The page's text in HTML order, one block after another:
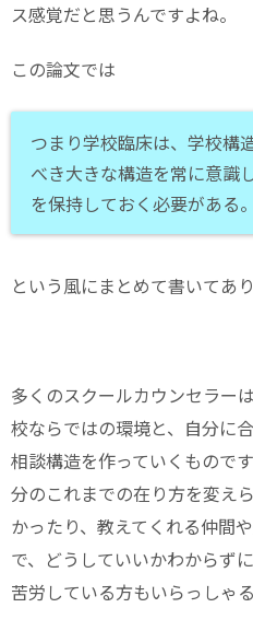
ス感覚だと思うんですよね。
この論文では
つまり学校臨床は、学校構
べき大きな構造を常に意識
を保持しておく必要がある。
という風にまとめて書いてあり
多くのスクールカウンセラー
校ならではの環境と、自分に
相談構造を作っていくもので
分のこれまでの在り方を変え
かったり、教えてくれる仲間
で、どうしていいかわからず
苦労している方もいらっしゃ